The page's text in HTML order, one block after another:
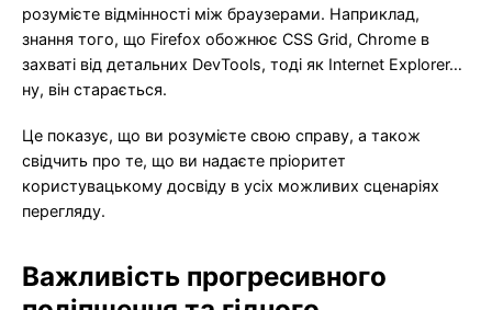
розумієте відмінності між браузерами. Наприклад,
знання того, що Firefox обожнює CSS Grid, Chrome в
захваті від детальних DevTools, тоді як Internet Explorer…
ну, він старається.
Це показує, що ви розумієте свою справу, а також
свідчить про те, що ви надаєте пріоритет
користувацькому досвіду в усіх можливих сценаріях
перегляду.
Важливість прогресивного